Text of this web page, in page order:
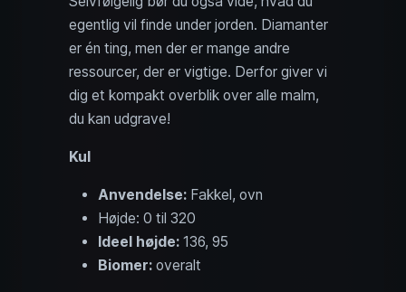
egentlig vil finde under jorden. Diamanter
er én ting, men der er mange andre
ressourcer, der er vigtige. Derfor giver vi
dig et kompakt overblik over alle malm,
du kan udgrave!
Kul
Anvendelse: Fakkel, ovn
Højde: 0 til 320
Ideel højde: 136, 95
Biomer: overalt